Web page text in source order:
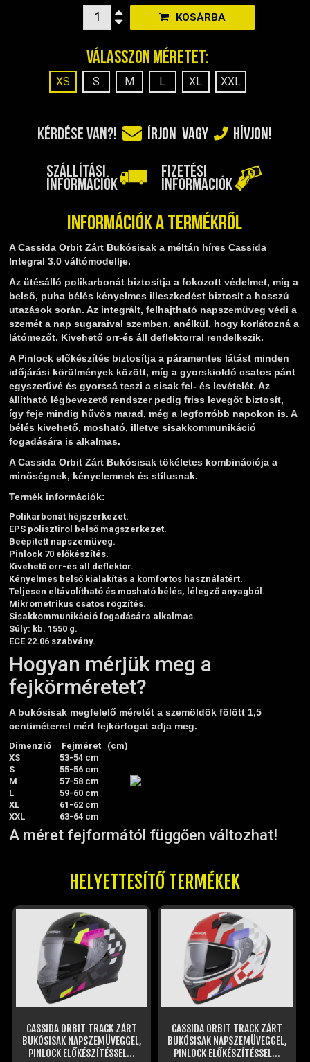
LÁNCKEREKEK, LÁNCOK
MOTORBLOKK ÉS ALKATRÉSZEI
SZERSZÁMOK
RUHÁZAT, VÉDŐFELSZERELÉSEK
TELESZKÓP ÉS ALKATRÉSZEI
TÜKRÖK (UNIVERZÁLIS)
VÁZ, FUTÓMŰ, SZILENT, SZTENDER
ÜZEMANYAG ELLÁTÓ RENDSZER
%KÉSZLET KISÖPRÉS%
KOSÁRBA
Válasszon méretet:
XS S M L XL XXL
KÉRDÉSE VAN?! ÍRJON VAGY HÍVJON!
SZÁLLÍTÁSI
INFORMÁCIÓK
FIZETÉSI
INFORMÁCIÓK
Információk a termékről
A Cassida Orbit Zárt Bukósisak a méltán híres Cassida
Integral 3.0 váltómodellje.
Az ütésálló polikarbonát biztosítja a fokozott védelmet, míg a
belső, puha bélés kényelmes illeszkedést biztosít a hosszú
utazások során. Az integrált, felhajtható napszemüveg védi a
szemét a nap sugaraival szemben, anélkül, hogy korlátozná a
látómezőt. Kivehető orr-és áll deflektorral rendelkezik.
A Pinlock előkészítés biztosítja a páramentes látást minden
időjárási körülmények között, míg a gyorskioldó csatos pánt
egyszerűvé és gyorssá teszi a sisak fel- és levételét. Az
állítható légbevezető rendszer pedig friss levegőt biztosít,
így feje mindig hűvös marad, még a legforróbb napokon is. A
bélés kivehető, mosható, illetve sisakkommunikáció
fogadására is alkalmas.
A Cassida Orbit Zárt Bukósisak tökéletes kombinációja a
minőségnek, kényelemnek és stílusnak.
Termék információk:
Polikarbonát héjszerkezet.
EPS polisztirol belső magszerkezet.
Beépített napszemüveg.
Pinlock 70 előkészítés.
Kivehető orr-és áll deflektor.
Kényelmes belső kialakítás a komfortos használatért.
Teljesen eltávolítható és mosható bélés, lélegző anyagból.
Mikrometrikus csatos rögzítés.
Sisakkommunikáció fogadására alkalmas.
Súly: kb. 1550 g.
ECE 22.06 szabvány.
Hogyan mérjük meg a
fejkörméretet?
A bukósisak megfelelő méretét a szemöldök fölött 1,5
centiméterrel mért fejkörfogat adja meg.
Dimenzió
Fejméret (cm)
XS
53-54 cm
S
55-56 cm
M
57-58 cm
L
59-60 cm
XL
61-62 cm
XXL
63-64 cm
A méret fejformától függően változhat!
HELYETTESÍTŐ TERMÉKEK
CASSIDA ORBIT TRACK ZÁRT
BUKÓSISAK NAPSZEMÜVEGGEL,
PINLOCK ELŐKÉSZÍTÉSSEL...
CASSIDA ORBIT TRACK ZÁRT
BUKÓSISAK NAPSZEMÜVEGGEL,
PINLOCK ELŐKÉSZÍTÉSSEL...